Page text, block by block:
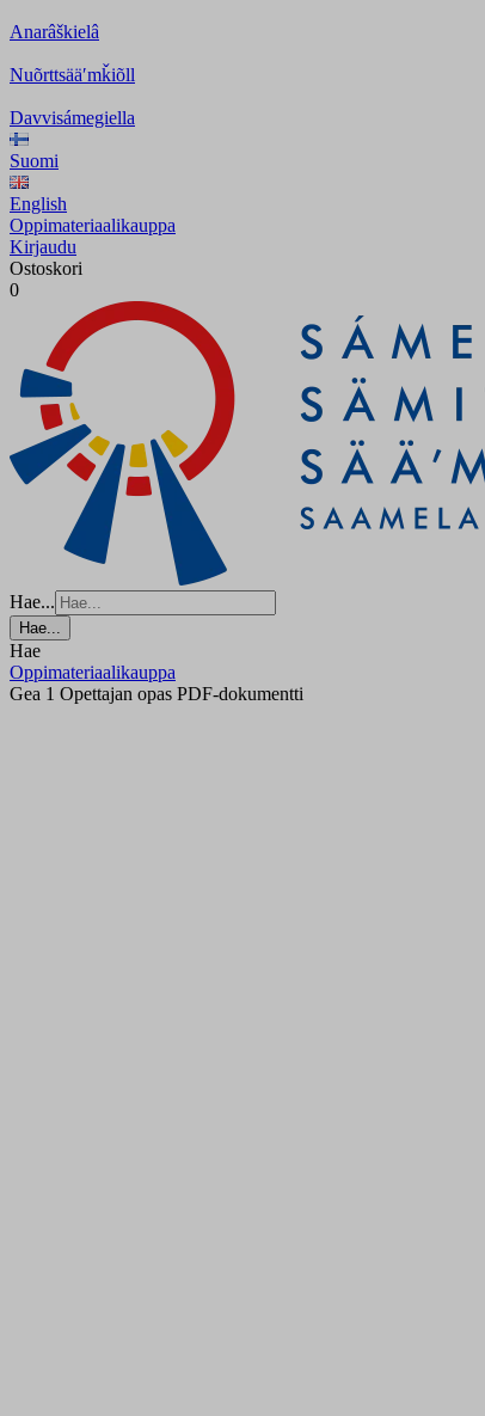
Anarâškielâ
Nuõrttsääʹmǩiõll
Davvisámegiella
Suomi
English
Oppimateriaalikauppa
Kirjaudu
Ostoskori
0
Hae...
Hae...
Hae
Oppimateriaalikauppa
Gea 1 Opettajan opas PDF-dokumentti